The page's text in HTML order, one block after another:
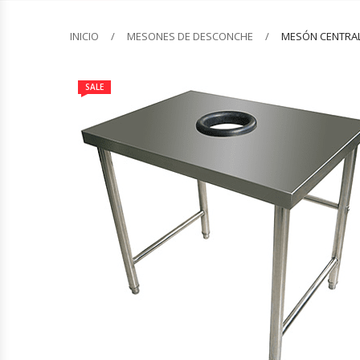
Bolsas De Sellado Al Vacío
Calentadores De Platos
Cámaras Fermentadoras
Campanas Industriales
INICIO MESONES DE DESCONCHE MESÓN
SALE